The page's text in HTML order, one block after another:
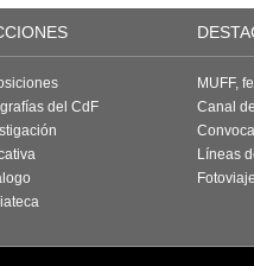
del CdF
MUFF,
Canal
Líneas